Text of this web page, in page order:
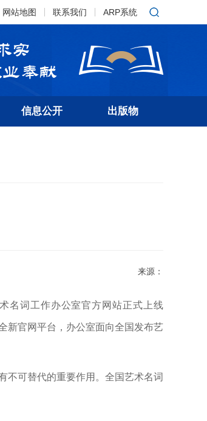
网站地图 联系我们 ARP系统
信息公开 出版物
来源：
名词工作办公室官方网站正式上线
新官网平台，办公室面向全国发布艺
不可替代的重要作用。全国艺术名词